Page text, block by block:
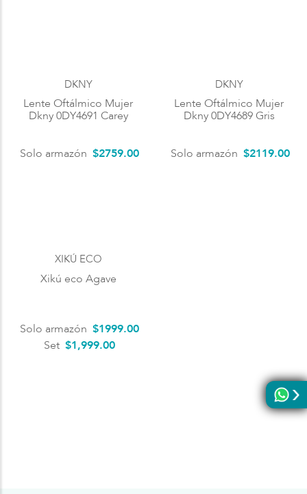
DKNY
Lente Oftálmico Mujer
Dkny 0DY4691 Carey
Solo armazón $2759.00
DKNY
Lente Oftálmico Mujer
Dkny 0DY4689 Gris
Solo armazón $2119.00
XIKÚ ECO
Xikú eco Agave
Solo armazón $1999.00
Set $1,999.00